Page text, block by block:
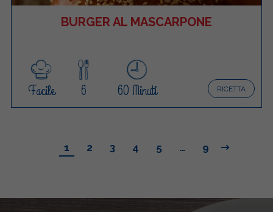
BURGER AL MASCARPONE
RICETTA
Facile 6 60 Minuti
1 2 3 4 5 … 9